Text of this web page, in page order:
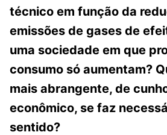
técnico em função da
emissões de gases de
uma sociedade em que
consumo só aumentam?
mais abrangente, de
econômico, se faz
sentido?